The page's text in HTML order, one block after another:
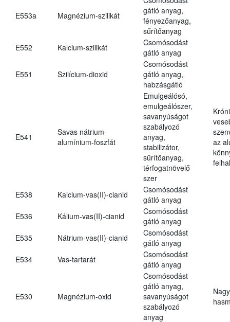
E553a Magnézium-szilikát
gátló anyag,
fényezőanyag,
sűrítőanyag
E552
Kalcium-szilikát
Csomósodást
gátló anyag
E551 Szilícium-dioxid
Csomósodást
gátló anyag,
habzásgátló
E541
Savas nátrium-
alumínium-foszfát
Emulgeálósó,
emulgeálószer,
savanyúságot
szabályozó
anyag,
stabilizátor,
sűrítőanyag,
térfogatnövelő
szer
az
E538 Kalcium-vas(II)-cianid
Csomósodást
gátló anyag
E536
Kálium-vas(II)-cianid
Csomósodást
gátló anyag
E535
Nátrium-vas(II)-cianid
Csomósodást
gátló anyag
E534
Vas-tartarát
Csomósodást
gátló anyag
E530 Magnézium-oxid
Csomósodást
gátló anyag,
savanyúságot
szabályozó
anyag